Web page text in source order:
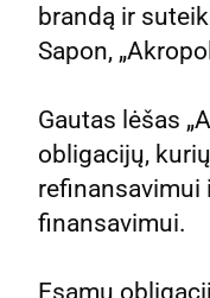
brandą ir
Sapon,
Gautas lėšas
obligacijų,
refinansavimui
finansavimui.